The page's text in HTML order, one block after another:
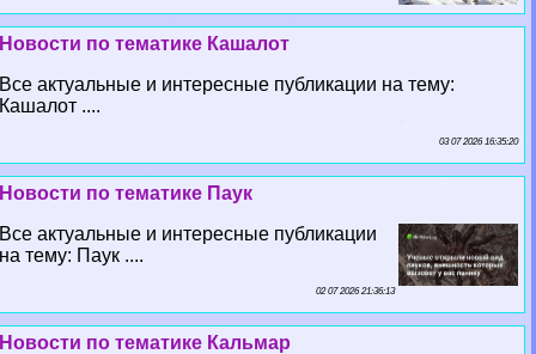
Новости по тематике Кашалот
Все актуальные и интересные публикации на тему:
Кашалот ....
03 07 2026 16:35:20
Новости по тематике Паук
Все актуальные и интересные публикации
на тему: Паук ....
02 07 2026 21:36:13
Новости по тематике Кальмар